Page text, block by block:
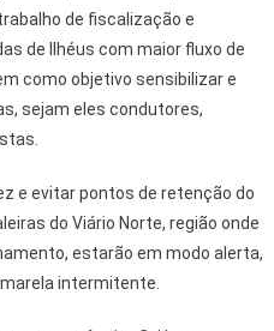
de fiscalização e
de Ilhéus com maior fluxo de
como objetivo sensibilizar e
sejam eles condutores,
e evitar pontos de retenção do
do Viário Norte, região onde
estarão em modo alerta,
intermitente.